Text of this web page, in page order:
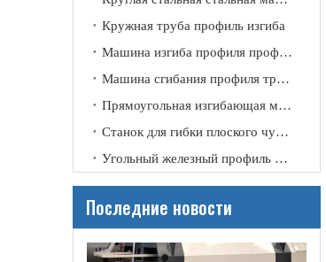
Кружная труба профиль изгиба
Машина изгиба профиля профиля канала
Машина сгибания профиля трубки
Прямоугольная изгибающая машина
Станок для гибки плоского чугунного профиля
Угольный железный профиль изгиб
Последние новости
2021-11-09
Благодаря своему техническому